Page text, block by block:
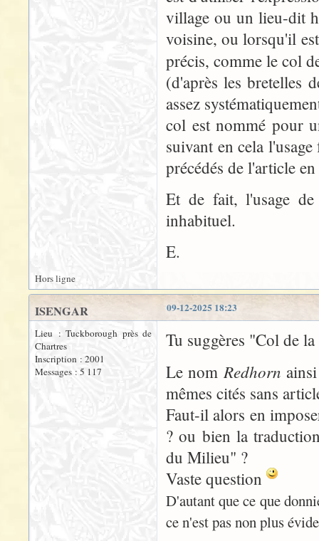
village ou un lieu-dit
voisine, ou lorsqu'il
précis, comme le col
(d'après les bretelles
assez
col est nommé pour
suivant en cela
précédés de l'article
Et de fait, l'usage
inhabituel.
E.
Hors ligne
09-12-2025 18:23
ISENGAR
Lieu : Tuckborough près de
Chartres
Inscription : 2001
Messages : 5 117
Tu suggères "Col de
Le nomRedhorn
mêmes cités sans
Faut-il alors en
? ou bien la
du Milieu" ?
Vaste question
D'autant que ce que
ce n'est pas non plus